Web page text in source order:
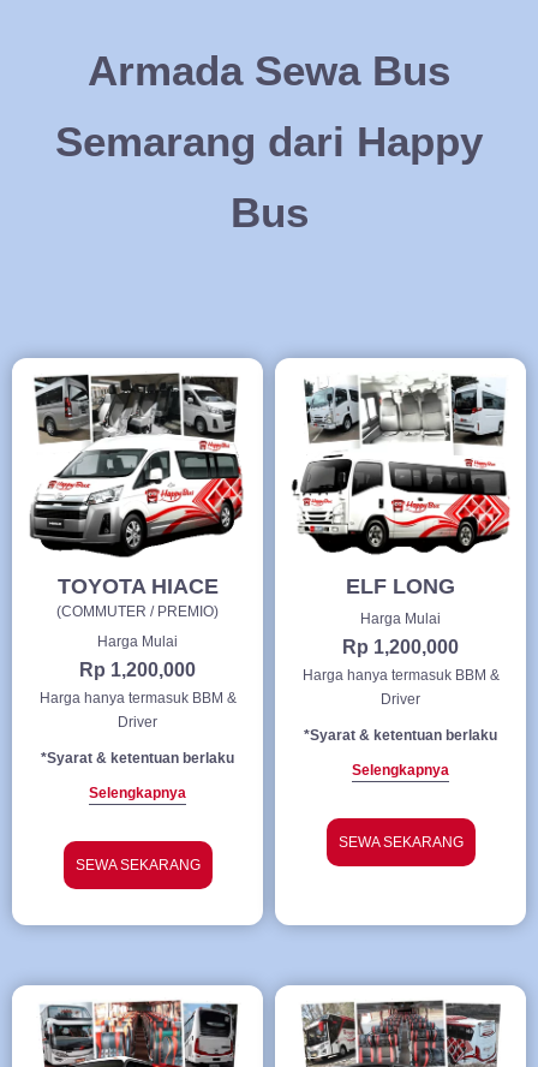
Armada Sewa Bus
Semarang dari Happy
Bus
TOYOTA HIACE
(COMMUTER / PREMIO)
Harga Mulai
Rp 1,200,000
Harga hanya termasuk BBM &
Driver
*Syarat & ketentuan berlaku
Selengkapnya
SEWA SEKARANG
ELF LONG
Harga Mulai
Rp 1,200,000
Harga hanya termasuk BBM &
Driver
*Syarat & ketentuan berlaku
Selengkapnya
SEWA SEKARANG